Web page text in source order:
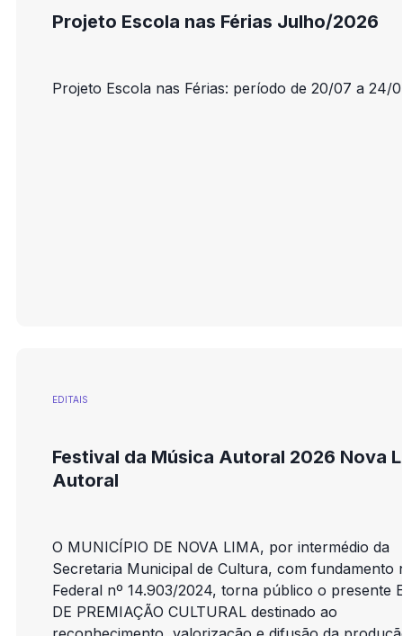
Projeto Escola nas Férias Julho/2026
Projeto Escola nas Férias: período de 20/07 a 24/
EDITAIS
Festival da Música Autoral 2026 Nova
Autoral
O MUNICÍPIO DE NOVA LIMA, por intermédio da
Secretaria Municipal de Cultura, com fundamento
Federal nº 14.903/2024, torna público o presente
DE PREMIAÇÃO CULTURAL destinado ao